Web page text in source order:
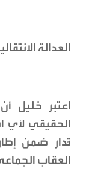
العدالة
اعتبر خليل أن
الحقيقي لأي
تُدار ضمن
العقاب